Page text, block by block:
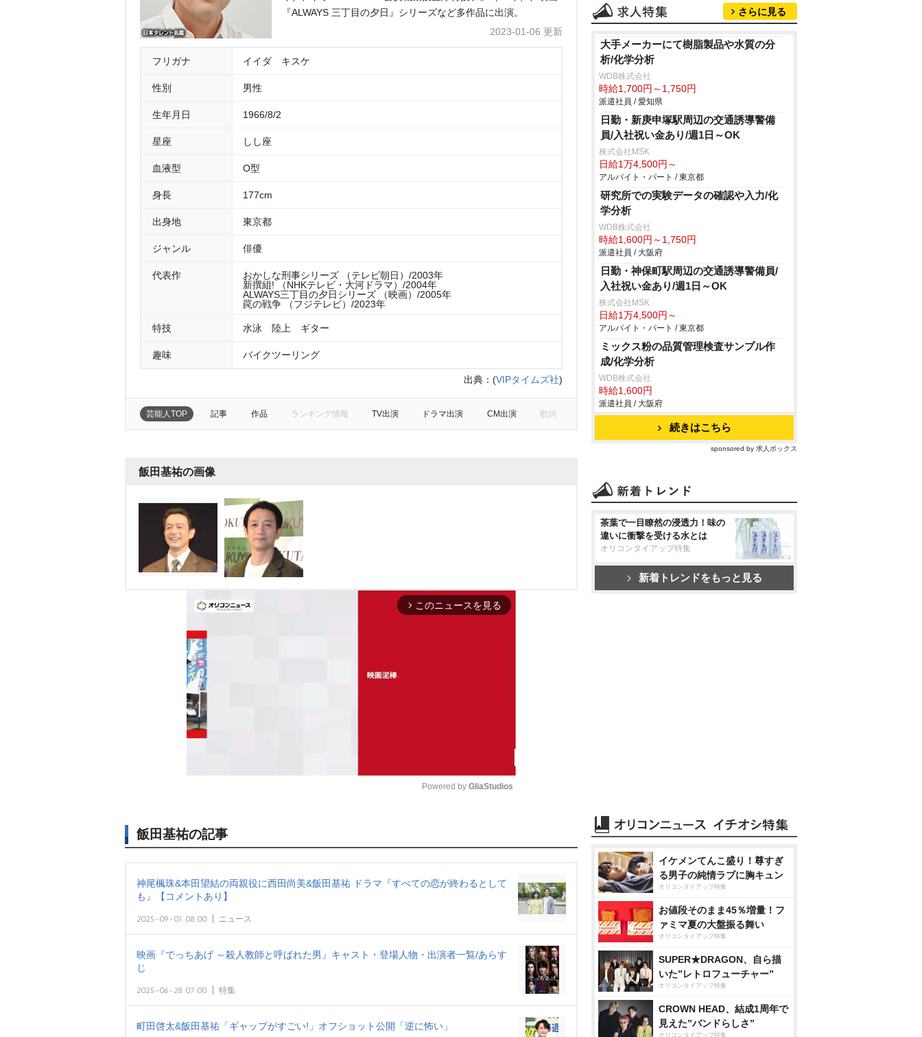
『ALWAYS 三丁目の夕日』シリーズなど多作品に出演。
2023-01-06 更新
フリガナ イイダ キスケ
性別 男性
生年月日 1966/8/2
星座 しし座
血液型 O型
身長 177cm
出身地 東京都
ジャンル 俳優
代表作
おかしな刑事シリーズ （テレビ朝日）/2003年
新撰組! （NHKテレビ・大河ドラマ）/2004年
ALWAYS三丁目の夕日シリーズ （映画）/2005年
罠の戦争 （フジテレビ）/2023年
特技 水泳 陸上 ギター
趣味 バイクツーリング
出典： (VIPタイムズ社)
芸能人TOP 記事 作品 ランキング情報 TV出演 ドラマ出演 CM出演 歌詞
飯田基祐の画像
arrow_forward_ios このニュースを見る
u
e
Powered by GliaStudios
飯田基祐の記事
神尾楓珠&本田望結の両親役に西田尚美&飯田基祐 ドラマ『すべての恋が終わるとして
も』【コメントあり】
2025-09-01 08:00 ニュース
映画『でっちあげ ～殺人教師と呼ばれた男』キャスト・登場人物・出演者一覧/あらす
じ
2025-06-28 07:00 特集
町田啓太&飯田基祐「ギャップがすごい!」オフショット公開「逆に怖い」
さらに見る
大手メーカーにて樹脂製品や水質の分
析/化学分析
WDB株式会社
時給1,700円～1,750円
派遣社員 / 愛知県
日勤・新庚申塚駅周辺の交通誘導警備
員/入社祝い金あり/週1日～OK
株式会社MSK
日給1万4,500円～
アルバイト・パート / 東京都
研究所での実験データの確認や入力/化
学分析
WDB株式会社
時給1,600円～1,750円
派遣社員 / 大阪府
日勤・神保町駅周辺の交通誘導警備員/
入社祝い金あり/週1日～OK
株式会社MSK
日給1万4,500円～
アルバイト・パート / 東京都
ミックス粉の品質管理検査サンプル作
成/化学分析
WDB株式会社
時給1,600円
派遣社員 / 大阪府
続きはこちら
sponsored by 求人ボックス
茶葉で一目瞭然の浸透力！味の
違いに衝撃を受ける水とは
オリコンタイアップ特集
新着トレンドをもっと見る
イケメンてんこ盛り！尊すぎ
る男子の純情ラブに胸キュン
オリコンタイアップ特集
お値段そのまま45％増量！フ
ァミマ夏の大盤振る舞い
オリコンタイアップ特集
SUPER★DRAGON、自ら描
いた”レトロフューチャー”
オリコンタイアップ特集
CROWN HEAD、結成1周年で
見えた”バンドらしさ”
オリコンタイアップ特集